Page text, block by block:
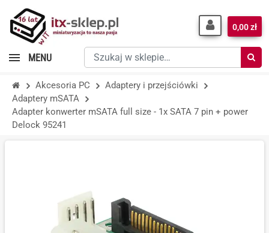
Szukaj
w
sklepie…
0,00 zł
MENU
Akcesoria PC
Adaptery i przejściówki
Adaptery mSATA
Adapter konwerter mSATA full size - 1x SATA 7 pin + power
Delock 95241